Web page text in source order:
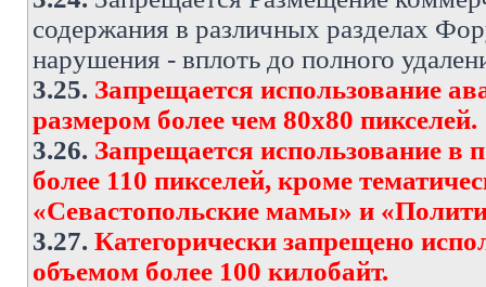
содержания в различных разделах
нарушения - вплоть до полного
3.25. Запрещается использование
размером более чем 80х80 пикселей.
3.26. Запрещается использование в
более 110 пикселей, кроме
«Севастопольские мамы» и
3.27. Категорически запрещено
объемом более 100 килобайт.